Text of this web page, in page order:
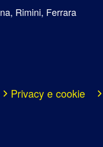
Rimini, Ferrara
Privacy e cookie